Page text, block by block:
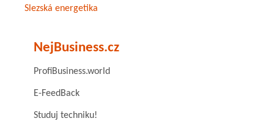
Slezská energetika
NejBusiness.cz
ProfiBusiness.world
E-FeedBack
Studuj techniku!